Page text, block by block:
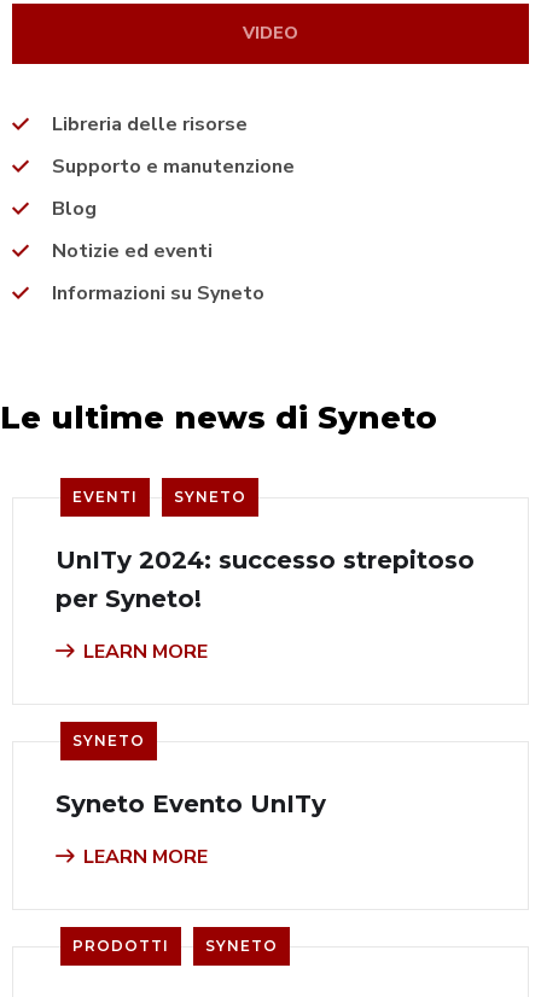
VIDEO
Libreria delle risorse
Supporto e manutenzione
Blog
Notizie ed eventi
Informazioni su Syneto
Le ultime news di Syneto
EVENTI SYNETO
UnITy 2024: successo strepitoso
per Syneto!
LEARN MORE
SYNETO
Syneto Evento UnITy
LEARN MORE
PRODOTTI SYNETO